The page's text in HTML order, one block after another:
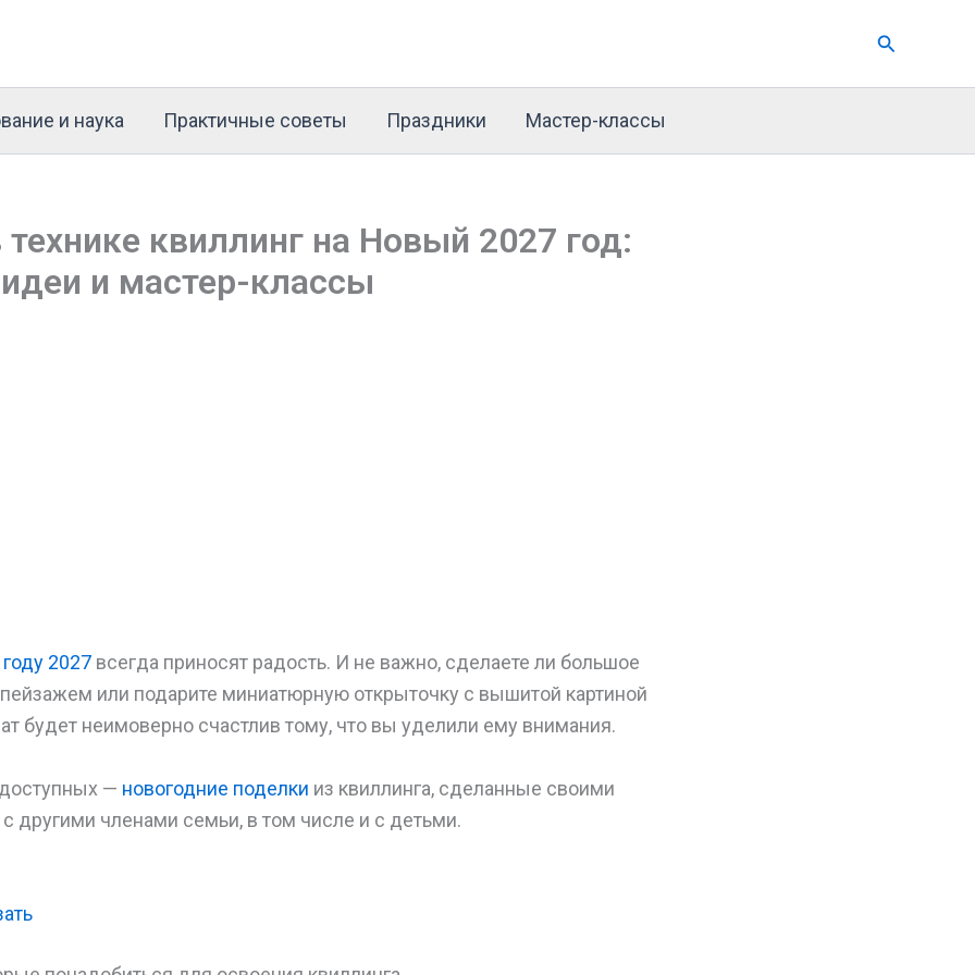
Поиск
и наука Практичные советы Праздники Мастер-классы
квиллинг на Новый 2027 год:
и мастер-классы
2027 всегда приносят радость. И не важно, сделаете ли большое
или подарите миниатюрную открыточку с вышитой картиной
будет неимоверно счастлив тому, что вы уделили ему внимания.
— новогодние поделки из квиллинга, сделанные своими
другими членами семьи, в том числе и с детьми.